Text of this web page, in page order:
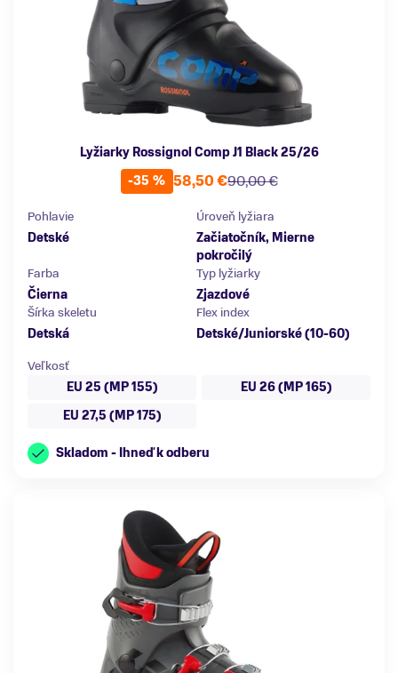
Lyžiarky Rossignol Comp J1 Black 25/26
-35 %
90,00 €
58,50 €
Pohlavie
Detské
Úroveň lyžiara
Začiatočník, Mierne
pokročilý
Farba
Čierna
Typ lyžiarky
Zjazdové
Šírka skeletu
Detská
Flex index
Detské/Juniorské (10-60)
Veľkosť
EU 25 (MP 155)
EU 26 (MP 165)
EU 27,5 (MP 175)
Skladom - Ihneď k odberu